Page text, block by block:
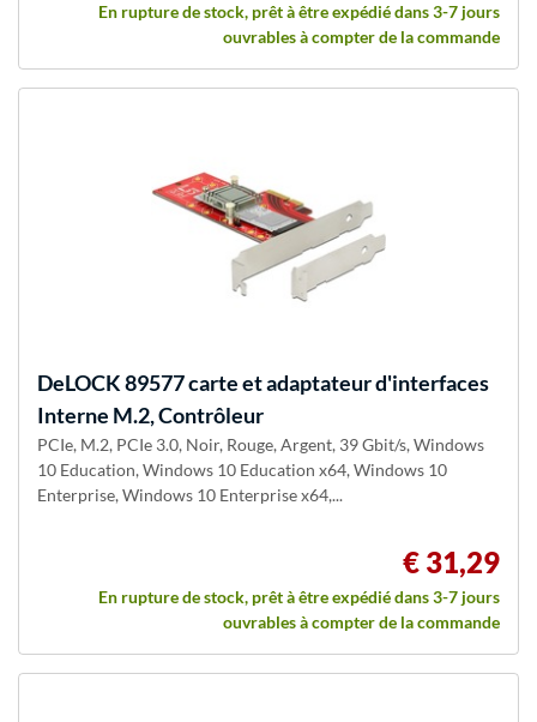
En rupture de stock, prêt à être expédié dans 3-7 jours
ouvrables à compter de la commande
DeLOCK89577 carte et adaptateur d'interfaces
Interne M.2, Contrôleur
PCIe, M.2, PCIe 3.0, Noir, Rouge, Argent, 39 Gbit/s, Windows
10 Education, Windows 10 Education x64, Windows 10
Enterprise, Windows 10 Enterprise x64,...
€ 31,29
En rupture de stock, prêt à être expédié dans 3-7 jours
ouvrables à compter de la commande